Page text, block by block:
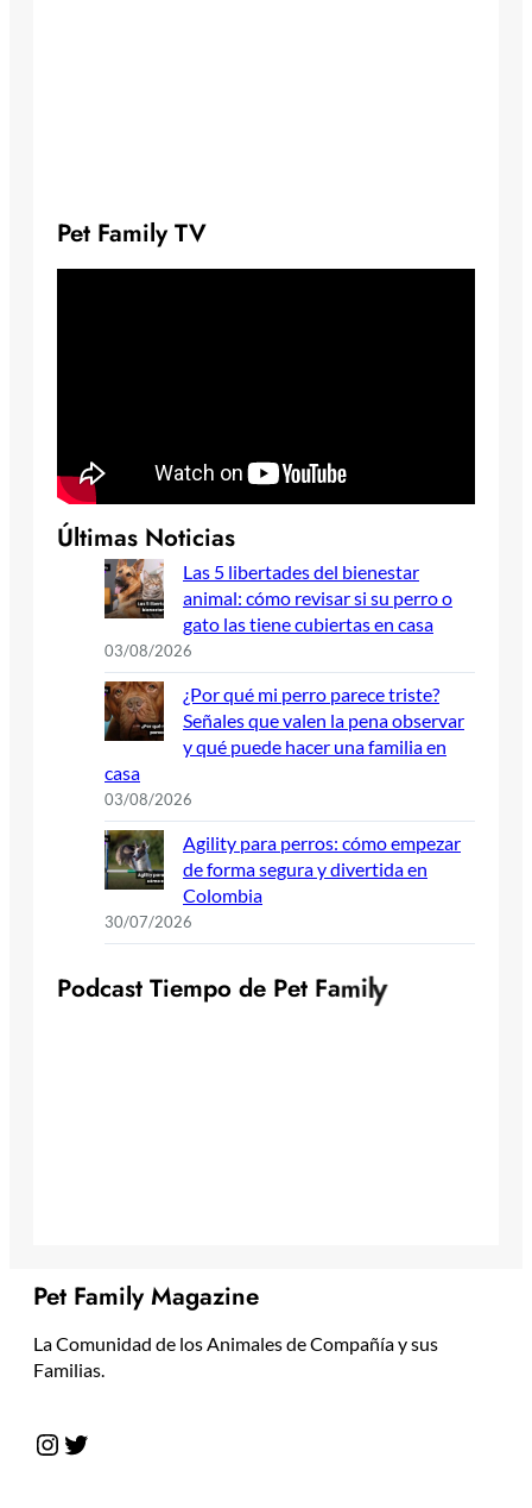
Pet Family TV
Últimas Noticias
Las 5 libertades del bienestar
animal: cómo revisar si su perro o
gato las tiene cubiertas en casa
03/08/2026
¿Por qué mi perro parece triste?
Señales que valen la pena observar
y qué puede hacer una familia en
casa
03/08/2026
Agility para perros: cómo empezar
de forma segura y divertida en
Colombia
30/07/2026
Podcast Tiempo de Pet Family
Pet Family Magazine
La Comunidad de los Animales de Compañía y sus
Familias.
Instagram Twitter